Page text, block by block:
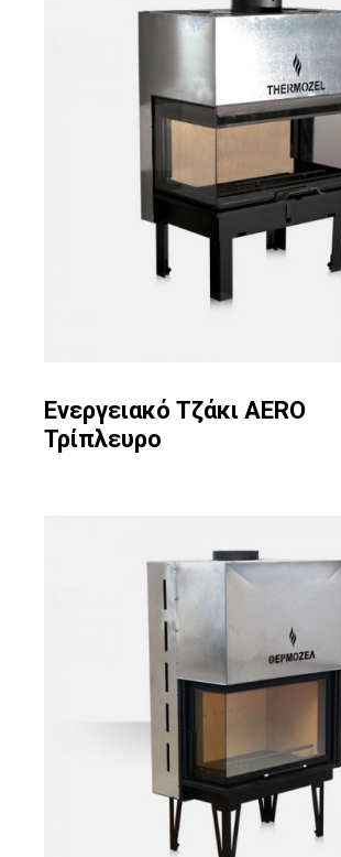
Ενεργειακό Τζάκι AERO
Τρίπλευρο